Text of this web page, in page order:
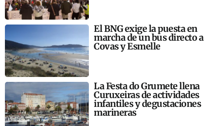
El BNG exige la puesta en
marcha de un bus directo a
Covas y Esmelle
La Festa do Grumete llena
Curuxeiras de actividades
infantiles y degustaciones
marineras